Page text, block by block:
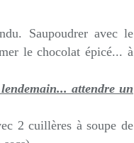
Saupoudrer avec le
le chocolat épicé... à
attendre un
2 cuillères à soupe de